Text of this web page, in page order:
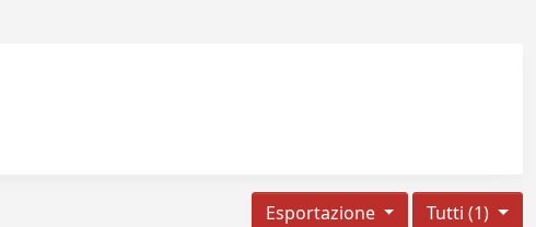
Tutti (1)
Esportazione